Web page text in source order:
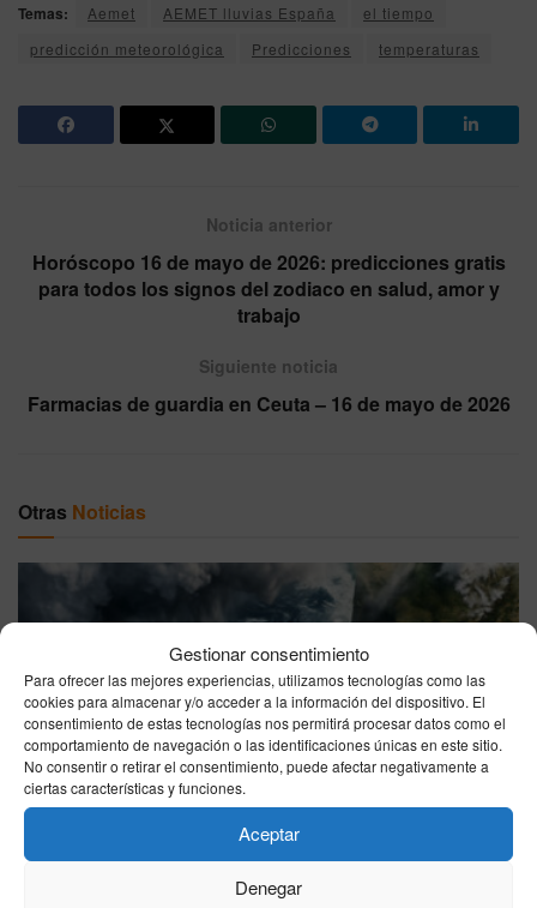
Gestionar consentimiento
Para ofrecer las mejores experiencias, utilizamos tecnologías como las
cookies para almacenar y/o acceder a la información del dispositivo. El
consentimiento de estas tecnologías nos permitirá procesar datos como el
comportamiento de navegación o las identificaciones únicas en este sitio.
No consentir o retirar el consentimiento, puede afectar negativamente a
ciertas características y funciones.
Aceptar
Denegar
Temas: Aemet AEMET lluvias España
el tiempo
predicción meteorológica
Predicciones temperaturas
Noticia anterior
Horóscopo 16 de mayo de 2026: predicciones gratis
para todos los signos del zodiaco en salud, amor y
trabajo
Siguiente noticia
Farmacias de guardia en Ceuta – 16 de mayo de 2026
Otras Noticias
El tiempo en España hoy sábado 8 de agosto de 2026:
calor estable y chubascos puntuales